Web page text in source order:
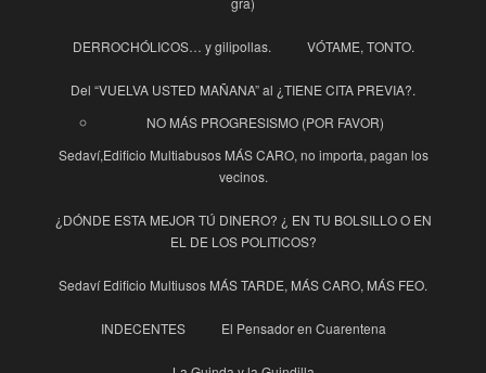
DERROCHÓLICOS… y gilipollas. VÓTAME, TONTO.
Del “VUELVA USTED MAÑANA” al ¿TIENE CITA PREVIA?.
NO MÁS PROGRESISMO (POR FAVOR)
Sedaví,Edificio Multiabusos MÁS CARO, no importa, pagan los
vecinos.
¿DÓNDE ESTA MEJOR TÚ DINERO? ¿ EN TU BOLSILLO O EN
EL DE LOS POLITICOS?
Sedaví Edificio Multiusos MÁS TARDE, MÁS CARO, MÁS FEO.
INDECENTES El Pensador en Cuarentena